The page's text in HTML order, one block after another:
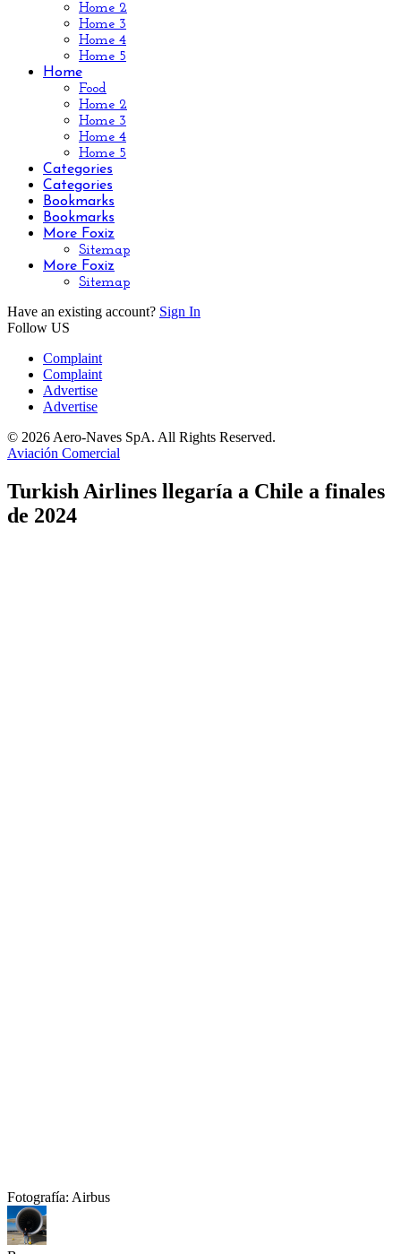
Home 2
Home 3
Home 4
Home 5
Home
Food
Home 2
Home 3
Home 4
Home 5
Categories
Categories
Bookmarks
Bookmarks
More Foxiz
Sitemap
More Foxiz
Sitemap
Have an existing account? Sign In
Follow US
Complaint
Complaint
Advertise
Advertise
© 2026 Aero-Naves SpA. All Rights Reserved.
Aviación Comercial
Turkish Airlines llegaría a Chile a finales
de 2024
Fotografía: Airbus